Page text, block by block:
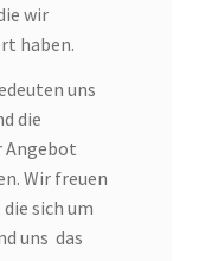
wir
haben.
uns
die
Angebot
Wir freuen
sich um
uns das